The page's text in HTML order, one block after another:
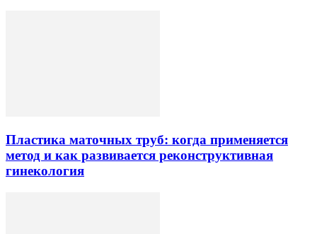
Пластика маточных труб: когда применяется
метод и как развивается реконструктивная
гинекология